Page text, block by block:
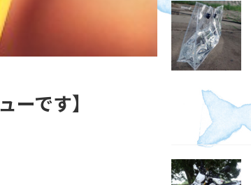
ーです】